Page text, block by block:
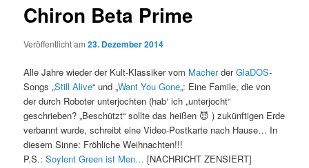
Chiron Beta Prime
Veröffentlicht am23. Dezember 2014
Alle Jahre wieder der Kult-Klassiker vom MacherderGlaDOS-
Songs „Still Alive“ und „Want You Gone„: Eine Famile, die von
der durch Roboter unterjochten (hab‘ ich „unterjocht“
geschrieben? „Beschützt“ sollte das heißen 😈 ) zukünftigen Erde
verbannt wurde, schreibt eine Video-Postkarte nach Hause… In
diesem Sinne: Fröhliche Weihnachten!!!
P.S.:Soylent Green ist Men… [NACHRICHT ZENSIERT]